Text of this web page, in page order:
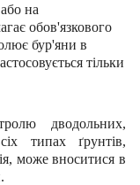
на
обов'язкового
бур'яни в
тільки
дводольних,
типах ґрунтів,
може вноситися в